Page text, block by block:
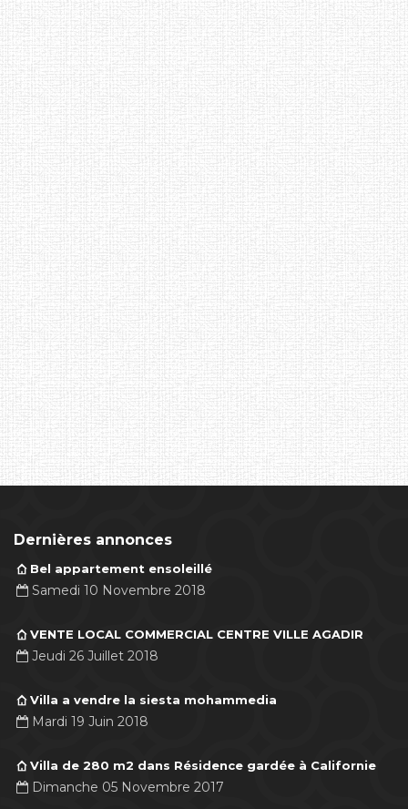
Dernières annonces
Bel appartement ensoleillé
Samedi 10 Novembre 2018
VENTE LOCAL COMMERCIAL CENTRE VILLE AGADIR
Jeudi 26 Juillet 2018
Villa a vendre la siesta mohammedia
Mardi 19 Juin 2018
Villa de 280 m2 dans Résidence gardée à Californie
Dimanche 05 Novembre 2017